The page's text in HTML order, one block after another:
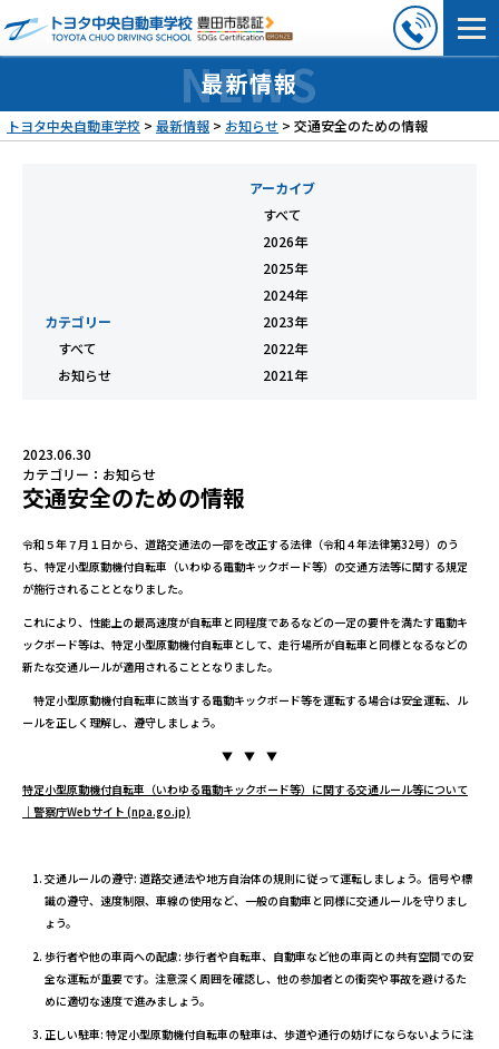
最新情報
トヨタ中央自動車学校 > 最新情報 > お知らせ > 交通安全のための情報
カテゴリー
すべて
お知らせ
アーカイブ
すべて
2026年
2025年
2024年
2023年
2022年
2021年
2023.06.30
カテゴリー： お知らせ
交通安全のための情報
令和５年７月１日から、道路交通法の一部を改正する法律（令和４年法律第32号）のう
ち、特定小型原動機付自転車（いわゆる電動キックボード等）の交通方法等に関する規定
が施行されることとなりました。
これにより、性能上の最高速度が自転車と同程度であるなどの一定の要件を満たす電動キ
ックボード等は、特定小型原動機付自転車として、走行場所が自転車と同様となるなどの
新たな交通ルールが適用されることとなりました。
特定小型原動機付自転車に該当する電動キックボード等を運転する場合は安全運転、ル
ールを正しく理解し、遵守しましょう。
▼ ▼ ▼
特定小型原動機付自転車（いわゆる電動キックボード等）に関する交通ルール等について
｜警察庁Webサイト (npa.go.jp)
交通ルールの遵守: 道路交通法や地方自治体の規則に従って運転しましょう。信号や標
識の遵守、速度制限、車線の使用など、一般の自動車と同様に交通ルールを守りまし
ょう。
歩行者や他の車両への配慮: 歩行者や自転車、自動車など他の車両との共有空間での安
全な運転が重要です。注意深く周囲を確認し、他の参加者との衝突や事故を避けるた
めに適切な速度で進みましょう。
正しい駐車: 特定小型原動機付自転車の駐車は、歩道や通行の妨げにならないように注